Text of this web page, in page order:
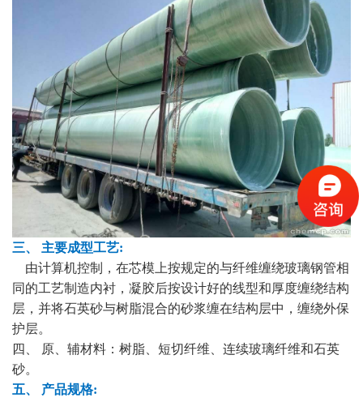
三、 主要成型工艺:
由计算机控制，在芯模上按规定的与纤维缠绕玻璃钢管相
同的工艺制造内衬，凝胶后按设计好的线型和厚度缠绕结构
层，并将石英砂与树脂混合的砂浆缠在结构层中，缠绕外保
护层。
四、 原、辅材料：树脂、短切纤维、连续玻璃纤维和石英
砂。
五、 产品规格: